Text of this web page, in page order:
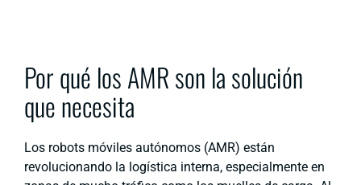
Por qué los AMR son la solución
que necesita
Los robots móviles autónomos (AMR) están
revolucionando la logística interna, especialmente en